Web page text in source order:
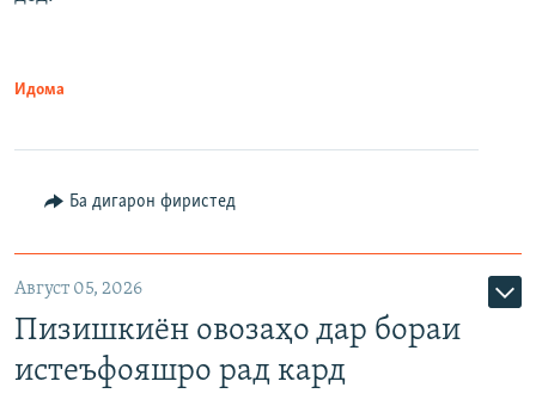
Идома
Ба дигарон фиристед
Август 05, 2026
Пизишкиён овозаҳо дар бораи
истеъфояшро рад кард